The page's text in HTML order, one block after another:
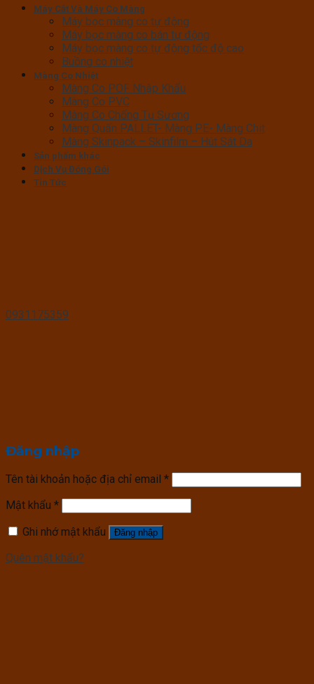
Máy Cắt Và Máy Co Màng
Máy bọc màng co tự động
Máy bọc màng co bán tự động
Máy bọc màng co tự động tốc độ cao
Buồng co nhiệt
Màng Co Nhiệt
Màng Co POF Nhập Khẩu
Màng Co PVC
Màng Co Chống Tụ Sương
Màng Quấn PALLET- Màng PE- Màng Chit
Màng Skinpack – Skinfilm – Hút Sát Da
Sản phẩm khác
Dịch Vụ Đóng Gói
Tin Tức
0931175359
Đăng nhập
Tên tài khoản hoặc địa chỉ email *
Mật khẩu *
Ghi nhớ mật khẩu
Đăng nhập
Quên mật khẩu?